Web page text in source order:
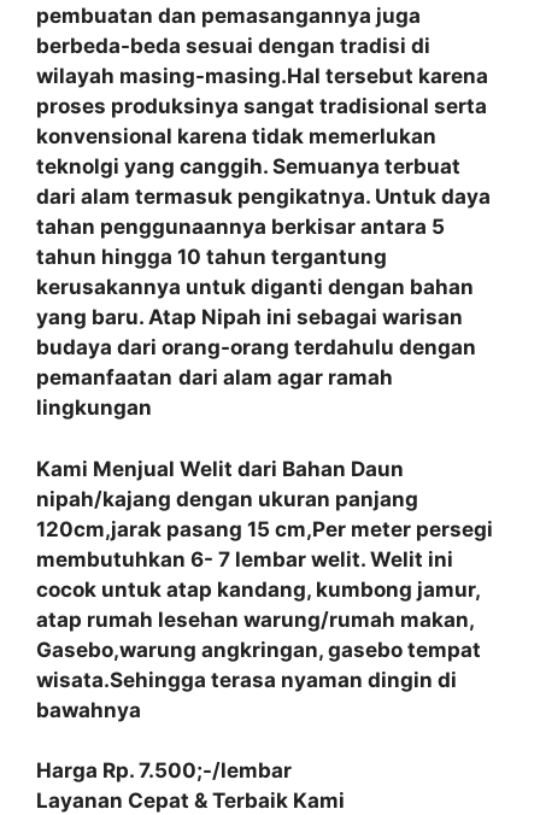
pembuatan dan pemasangannya juga
berbeda-beda sesuai dengan tradisi di
wilayah masing-masing.Hal tersebut karena
proses produksinya sangat tradisional serta
konvensional karena tidak memerlukan
teknolgi yang canggih. Semuanya terbuat
dari alam termasuk pengikatnya. Untuk daya
tahan penggunaannya berkisar antara 5
tahun hingga 10 tahun tergantung
kerusakannya untuk diganti dengan bahan
yang baru. Atap Nipah ini sebagai warisan
budaya dari orang-orang terdahulu dengan
pemanfaatan dari alam agar ramah
lingkungan
Kami Menjual Welit dari Bahan Daun
nipah/kajang dengan ukuran panjang
120cm,jarak pasang 15 cm,Per meter persegi
membutuhkan 6- 7 lembar welit. Welit ini
cocok untuk atap kandang, kumbong jamur,
atap rumah lesehan warung/rumah makan,
Gasebo,warung angkringan, gasebo tempat
wisata.Sehingga terasa nyaman dingin di
bawahnya
Harga Rp. 7.500;-/lembar
Layanan Cepat & Terbaik Kami